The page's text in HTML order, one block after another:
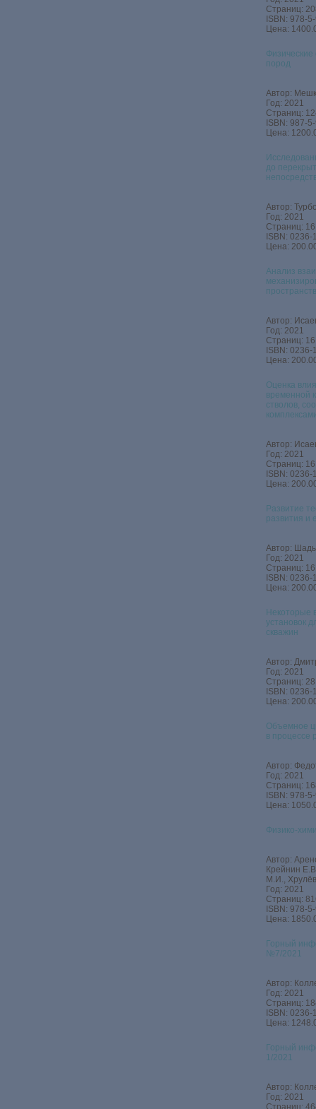
Страниц:
ISBN: 978-
Цена:
пород
Автор:
Год: 2021
Страниц:
ISBN: 987-
Цена:
до
Автор:
Год: 2021
Страниц: 16
ISBN:
Цена:
Анализ
Автор:
Год: 2021
Страниц: 16
ISBN:
Цена:
Оценка
временной
стволов,
Автор:
Год: 2021
Страниц: 16
ISBN:
Цена:
Развитие
развития и
Автор:
Год: 2021
Страниц: 16
ISBN:
Цена:
Некоторые
установок
скважин
Автор:
Год: 2021
Страниц: 28
ISBN: 0236-
Цена:
Объемное
в процессе
Автор:
Год: 2021
Страниц:
ISBN: 978-
Цена:
Физико-
Автор:
Крейнин
М.И.,
Год: 2021
Страниц:
ISBN: 978-
Цена:
Горный
№7/2021
Автор:
Год: 2021
Страниц:
ISBN: 0236-
Цена:
Горный
1/2021
Автор:
Год: 2021
Страниц: